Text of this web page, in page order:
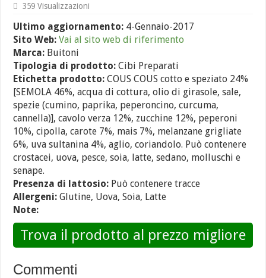
359 Visualizzazioni
Ultimo aggiornamento: 4-Gennaio-2017
Sito Web: Vai al sito web di riferimento
Marca: Buitoni
Tipologia di prodotto: Cibi Preparati
Etichetta prodotto: COUS COUS cotto e speziato 24%
[SEMOLA 46%, acqua di cottura, olio di girasole, sale,
spezie (cumino, paprika, peperoncino, curcuma,
cannella)], cavolo verza 12%, zucchine 12%, peperoni
10%, cipolla, carote 7%, mais 7%, melanzane grigliate
6%, uva sultanina 4%, aglio, coriandolo. Può contenere
crostacei, uova, pesce, soia, latte, sedano, molluschi e
senape.
Presenza di lattosio: Può contenere tracce
Allergeni: Glutine, Uova, Soia, Latte
Note:
Trova il prodotto al prezzo migliore
Commenti